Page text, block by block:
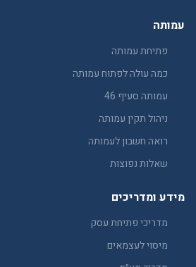
עמותה
פתיחת עמותה
כמה עולה לפתוח עמותה
עמותה סעיף 46
ניהול תקין עמותה
רואה חשבון לעמותה
שאלות נפוצות
מידע ומדריכים
מדריכי פתיחת עסק
מיסוי לעצמאים